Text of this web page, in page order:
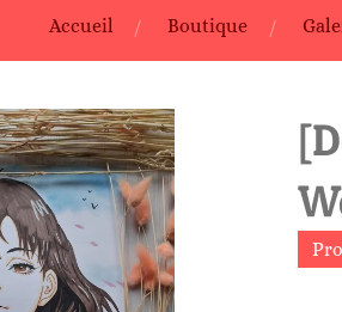
Accueil Boutique